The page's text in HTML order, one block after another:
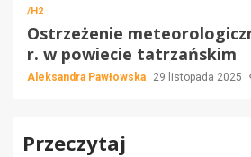
/H2
Ostrzeżenie
r. w powiecie tatrzańskim
Aleksandra Pawłowska 29 listopada 2025
Przeczytaj